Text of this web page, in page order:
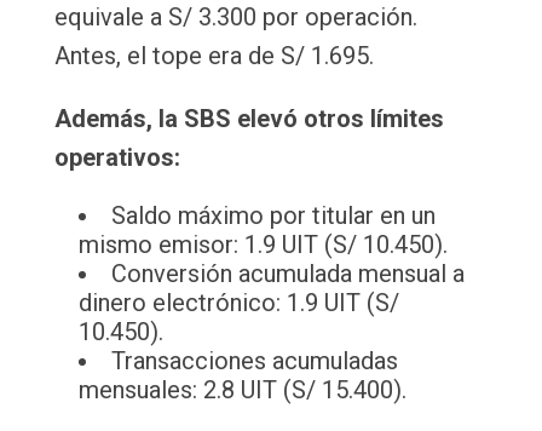
equivale a S/ 3.300 por operación.
Antes, el tope era de S/ 1.695.
Además, la SBS elevó otros límites
operativos:
Saldo máximo por titular en un
mismo emisor: 1.9 UIT (S/ 10.450).
Conversión acumulada mensual a
dinero electrónico: 1.9 UIT (S/
10.450).
Transacciones acumuladas
mensuales: 2.8 UIT (S/ 15.400).